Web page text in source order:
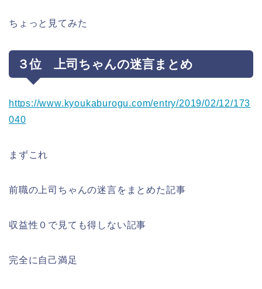
ちょっと見てみた
３位 上司ちゃんの迷言まとめ
https://www.kyoukaburogu.com/entry/2019/02/12/173
040
まずこれ
前職の上司ちゃんの迷言をまとめた記事
収益性０で見ても得しない記事
完全に自己満足